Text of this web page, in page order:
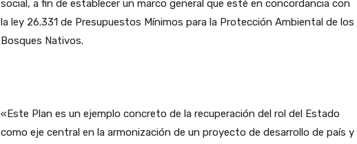
social, a fin de establecer un marco general que esté en concordancia con
la ley 26.331 de Presupuestos Mínimos para la Protección Ambiental de los
Bosques Nativos.
«Este Plan es un ejemplo concreto de la recuperación del rol del Estado
como eje central en la armonización de un proyecto de desarrollo de país y